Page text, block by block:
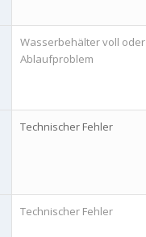
Wasserbehälter voll oder
Ablaufproblem
Technischer Fehler
Technischer Fehler